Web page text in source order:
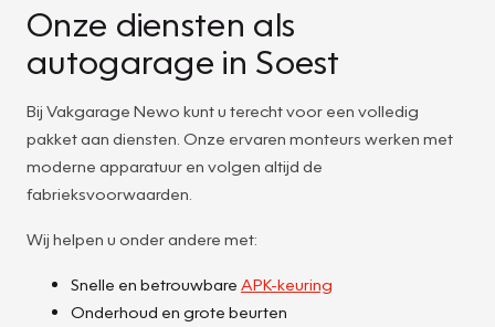
Onze diensten als
autogarage in Soest
Bij Vakgarage Newo kunt u terecht voor een volledig
pakket aan diensten. Onze ervaren monteurs werken met
moderne apparatuur en volgen altijd de
fabrieksvoorwaarden.
Wij helpen u onder andere met:
Snelle en betrouwbare APK-keuring
Onderhoud en grote beurten